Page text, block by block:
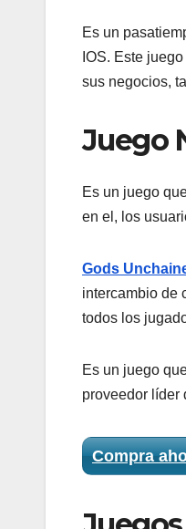
Es un
IOS. Este
sus negocios,
Juego
Es un juego
en el, los
Gods
intercambio de
todos los
Es un juego
proveedor líder
Compra